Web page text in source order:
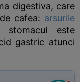
digestiva, care
cafea: arsurile
este
gastric atunci